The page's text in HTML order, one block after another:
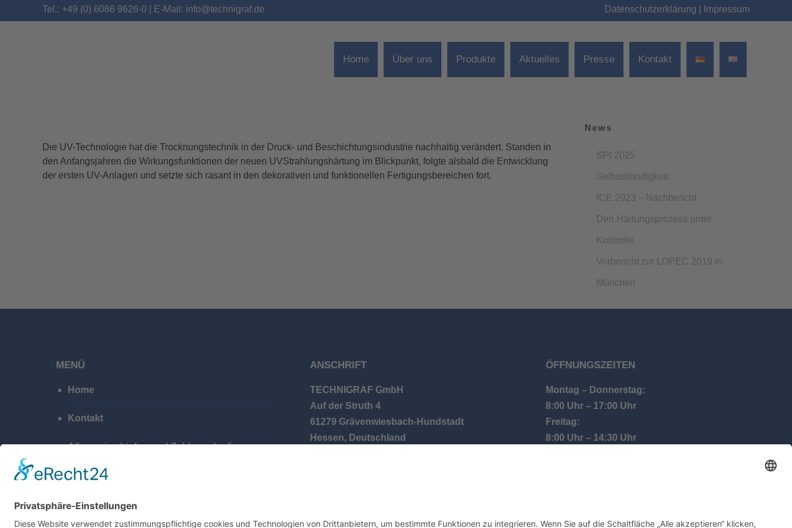
Tel.: +49 (0) 6086 9626-0 | E-Mail: info@technigraf.de Datenschutzerklärung Impressum
Home Über uns Produkte Aktuelles Presse Kontakt
TECHNIGRAF PRÄSENTIERT TISCHTROCKNER
Die UV-Technologie hat die Trocknungstechnik in der Druck- und Beschichtungsindustrie nachhaltig verändert. Standen in
den Anfangsjahren die Wirkungsfunktionen der neuen UVStrahlungshärtung im Blickpunkt, folgte alsbald die Entwicklung
der ersten UV-Anlagen und setzte sich rasant in den dekorativen und funktionellen Fertigungsbereichen fort.
News
SPI 2025
Selbstständigkeit
ICE 2023 – Nachbericht
Den Härtungsprozess unter
Kontrolle
Vorbericht zur LOPEC 2019 in
München
MENÜ
Home
Kontakt
Allgemeine Liefer- und Zahlungsbedingungen
Impressum
Datenschutzerklärung
ANSCHRIFT
TECHNIGRAF GmbH
Auf der Struth 4
61279 Grävenwiesbach-Hundstadt
Hessen, Deutschland
ÖFFNUNGSZEITEN
Montag – Donnerstag:
8:00 Uhr – 17:00 Uhr
Freitag:
8:00 Uhr – 14:30 Uhr